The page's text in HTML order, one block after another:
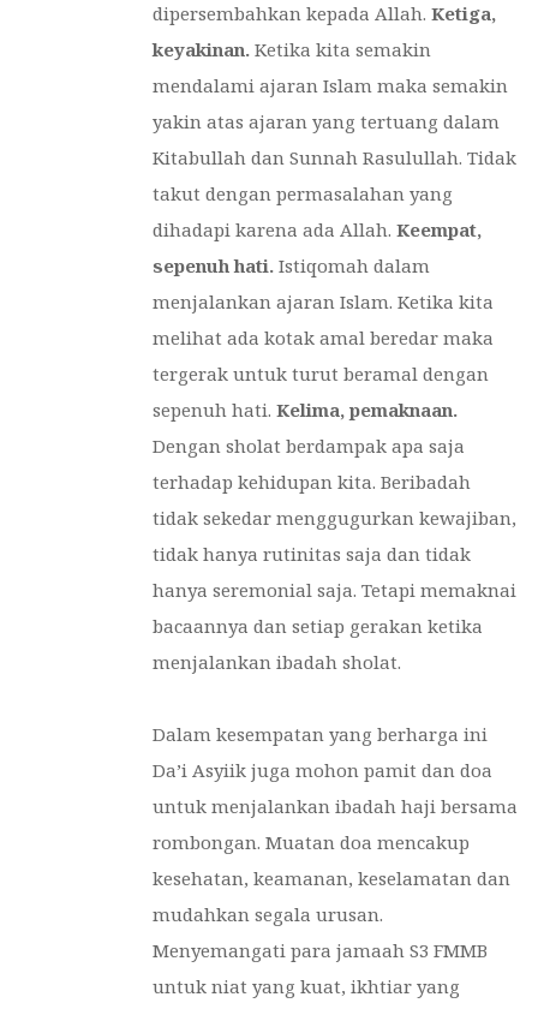
dipersembahkan kepada Allah. Ketiga,
keyakinan. Ketika kita semakin
mendalami ajaran Islam maka semakin
yakin atas ajaran yang tertuang dalam
Kitabullah dan Sunnah Rasulullah. Tidak
takut dengan permasalahan yang
dihadapi karena ada Allah. Keempat,
sepenuh hati. Istiqomah dalam
menjalankan ajaran Islam. Ketika kita
melihat ada kotak amal beredar maka
tergerak untuk turut beramal dengan
sepenuh hati. Kelima, pemaknaan.
Dengan sholat berdampak apa saja
terhadap kehidupan kita. Beribadah
tidak sekedar menggugurkan kewajiban,
tidak hanya rutinitas saja dan tidak
hanya seremonial saja. Tetapi memaknai
bacaannya dan setiap gerakan ketika
menjalankan ibadah sholat.
Dalam kesempatan yang berharga ini
Da’i Asyiik juga mohon pamit dan doa
untuk menjalankan ibadah haji bersama
rombongan. Muatan doa mencakup
kesehatan, keamanan, keselamatan dan
mudahkan segala urusan.
Menyemangati para jamaah S3 FMMB
untuk niat yang kuat, ikhtiar yang